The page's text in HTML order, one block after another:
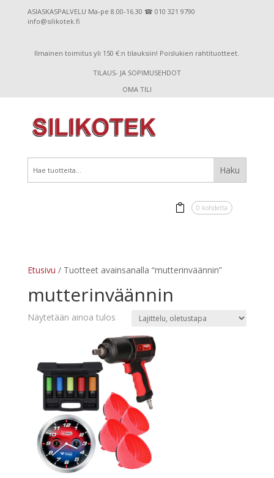
ASIASKASPALVELU Ma-pe 8.00-16.30 ☎ 010 321 9790
info@silikotek.fi
Ilmainen toimitus yli 150 €:n tilauksiin! Poislukien rahtituotteet.
TILAUS- JA SOPIMUSEHDOT
OMA TILI
0 kohdetta
Etusivu / Tuotteet avainsanalla “mutterinväännin”
mutterinväännin
Näytetään ainoa tulos